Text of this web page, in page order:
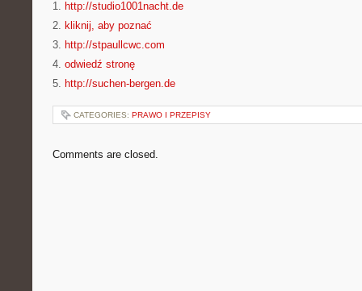
1. http://studio1001nacht.de
2. kliknij, aby poznać
3. http://stpaullcwc.com
4. odwiedź stronę
5. http://suchen-bergen.de
CATEGORIES: PRAWO I PRZEPISY
Comments are closed.